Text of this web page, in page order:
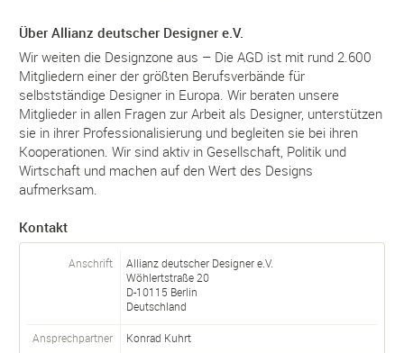
Über Allianz deutscher Designer e.V.
Wir weiten die Designzone aus – Die AGD ist mit rund 2.600
Mitgliedern einer der größten Berufsverbände für
selbstständige Designer in Europa. Wir beraten unsere
Mitglieder in allen Fragen zur Arbeit als Designer, unterstützen
sie in ihrer Professionalisierung und begleiten sie bei ihren
Kooperationen. Wir sind aktiv in Gesellschaft, Politik und
Wirtschaft und machen auf den Wert des Designs
aufmerksam.
Kontakt
Anschrift
Allianz deutscher Designer e.V.
Wöhlertstraße 20
D-10115 Berlin
Deutschland
Ansprechpartner Konrad Kuhrt